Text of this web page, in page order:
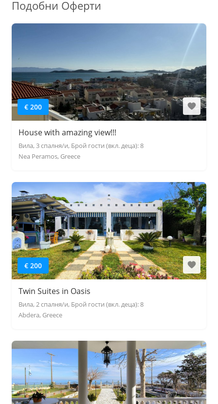
Подобни Оферти
€ 200
House with amazing view!!!
Вила, 3 спалня/и, Брой гости (вкл. деца): 8
Nea Peramos, Greece
€ 200
Twin Suites in Oasis
Вила, 2 спалня/и, Брой гости (вкл. деца): 8
Abdera, Greece